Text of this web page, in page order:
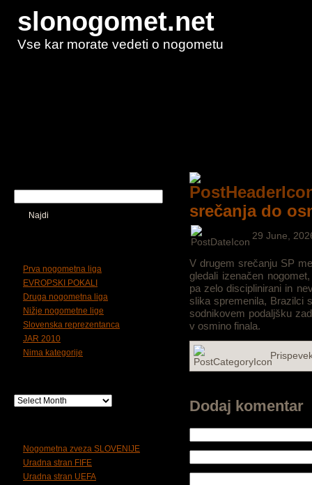
slonogomet.net
Vse kar morate vedeti o nogometu
Najdi
Prva nogometna liga
EVROPSKI POKALI
Druga nogometna liga
Nižje nogometne lige
Slovenska reprezentanca
JAR 2010
Nima kategorije
Nogometna zveza SLOVENIJE
Uradna stran FIFE
Uradna stran UEFA
srečanja do
29 June,
V drugem srečanju SP
gledali izenačen
pa zelo disciplinirani in
slika spremenila, Brazilci
sodnikovem podaljšku
v osmino finala.
Dodaj komentar